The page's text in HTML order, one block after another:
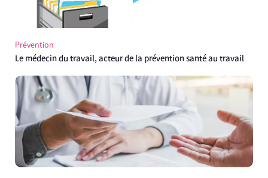
Prévention
Le médecin du travail, acteur de la prévention santé au travail